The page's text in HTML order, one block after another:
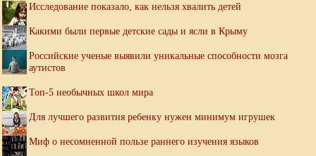
Исследование показало, как нельзя хвалить детей
Какими были первые детские сады и ясли в Крыму
Российские ученые выявили уникальные способности мозга
аутистов
Топ-5 необычных школ мира
Для лучшего развития ребенку нужен минимум игрушек
Миф о несомненной пользе раннего изучения языков